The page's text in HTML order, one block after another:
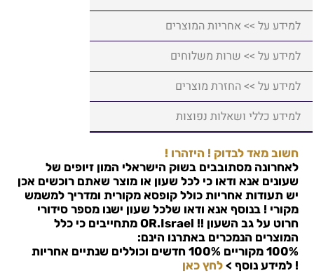
למידע על >> אחריות המוצרים
למידע על >> שרות משלוחים
למידע על >> החזרת מוצרים
למידע כללי ושאלות נפוצות
חשוב מאד לבדוק ! היזהרו !
לאחרונה מסתובבים בשוק הישראלי המון זיופים של
שעונים אנא ודאו כי לכל שעון או מוצר שאתם רוכשים אכן
יש תעודות אחריות כולל קופסא מקורית ומדריך למשמש
מקורי ! בנוסף אנא ודאו שלכל שעון ישנו מספר סידורי
חרוט על גב השעון !! OR.Israel מתחייבים כי כלל
המוצרים הנמכרים באתרנו הינם:
100% מקוריים 100% חדשים וכוללים שנתיים אחריות
! למידע נוסף > לחץ כאן